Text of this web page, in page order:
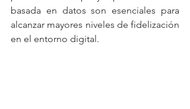
basada en datos son esenciales para
alcanzar mayores niveles de fidelización
en el entorno digital.